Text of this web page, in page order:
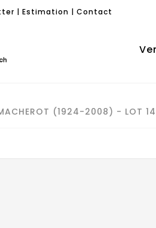
| Estimation | Contact
(1924-2008) - LOT